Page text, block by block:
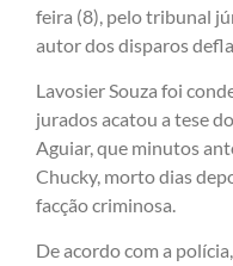
feira (8), pelo tribunal
autor dos disparos
Lavosier Souza foi
jurados acatou a tese
Aguiar, que minutos
Chucky, morto dias
facção criminosa.
De acordo com a